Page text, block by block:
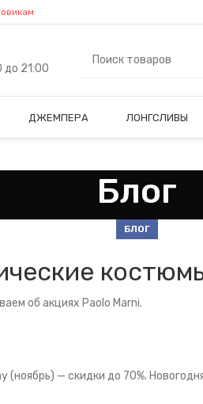
до 21:00
ДЖЕМПЕРА ЛОНГСЛИВЫ
Блог
БЛОГ
об акциях Paolo Marni.
— скидки до 70%.